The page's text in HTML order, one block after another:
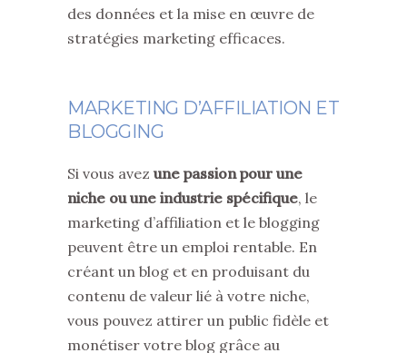
des données et la mise en œuvre de
stratégies marketing efficaces.
MARKETING D’AFFILIATION ET
BLOGGING
Si vous avez une passion pour une
niche ou une industrie spécifique, le
marketing d’affiliation et le blogging
peuvent être un emploi rentable. En
créant un blog et en produisant du
contenu de valeur lié à votre niche,
vous pouvez attirer un public fidèle et
monétiser votre blog grâce au